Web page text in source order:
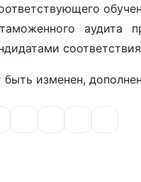
аудита
изменен,